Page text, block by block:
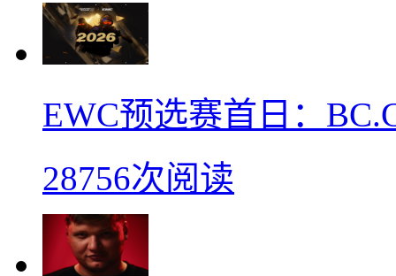
EWC预选赛首日：
28756次阅读